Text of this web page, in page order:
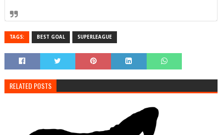
TAGS: BEST GOAL SUPERLEAGUE
RELATED POSTS